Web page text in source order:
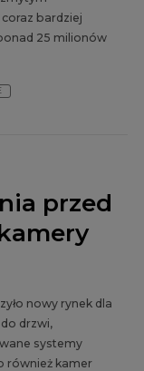
bardziej
25 milionów
przed
nowy rynek dla
drzwi,
systemy
również kamer